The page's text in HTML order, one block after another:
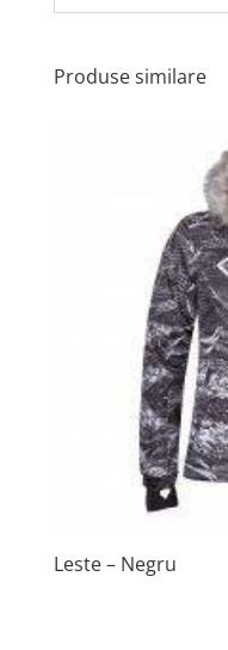
Produse similare
Leste – Negru